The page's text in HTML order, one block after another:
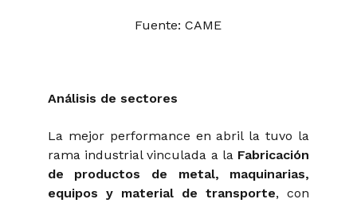
Fuente: CAME
Análisis de sectores
La mejor performance en abril la tuvo la
rama industrial vinculada a la Fabricación
de productos de metal, maquinarias,
equipos y material de transporte, con